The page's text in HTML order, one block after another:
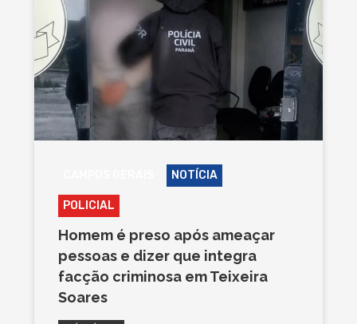
NOTÍCIA
POLICIAL
Homem é preso após ameaçar
pessoas e dizer que integra
facção criminosa em Teixeira
Soares